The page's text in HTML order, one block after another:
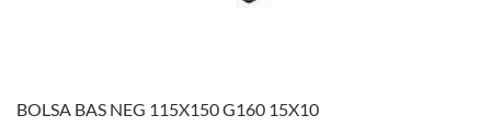
BOLSA BAS NEG 115X150 G160 15X10